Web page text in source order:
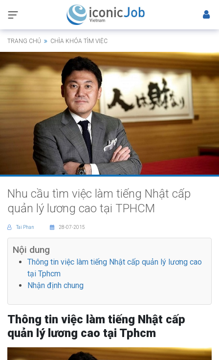
TRANG CHỦ CHÌA KHÓA TÌM VIỆC
Nhu cầu tìm việc làm tiếng Nhật cấp
quản lý lương cao tại TPHCM
Tai Phan 28-07-2015
Nội dung
Thông tin việc làm tiếng Nhật cấp quản lý lương cao
tại Tphcm
Nhận định chung
Thông tin việc làm tiếng Nhật cấp
quản lý lương cao tại Tphcm